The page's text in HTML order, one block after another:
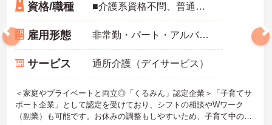
資格/職種 ■介護系資格不問、普通自動車運転免許(AT限定可) 必須 ■経験不問 ※無資格者:入社半年以内に会社負担で認知症介護基礎研修受講
雇用形態 非常勤・パート・アルバイト
サービス 通所介護（デイサービス）
＜家庭やプライベートと両立◎「くるみん」認定企業＞「子育てサ
ポート企業」として認定を受けており、シフトの相談やWワーク
（副業）も可能です。お休みの調整もしやすいため、子育て中の方